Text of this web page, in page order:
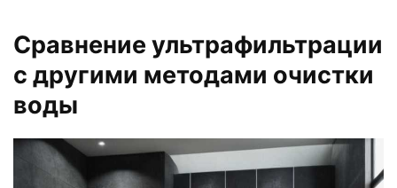
Сравнение ультрафильтрации
с другими методами очистки
воды